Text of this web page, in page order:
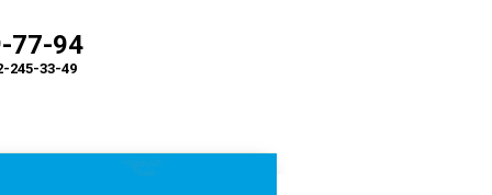
77-94
245-33-49